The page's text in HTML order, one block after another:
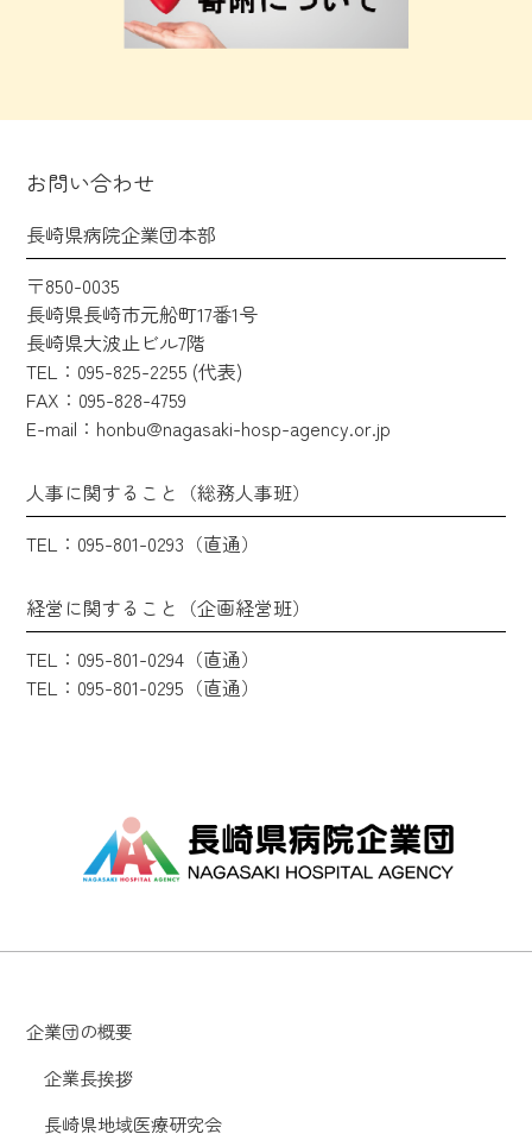
お問い合わせ
長崎県病院企業団本部
〒850-0035
長崎県長崎市元船町17番1号
長崎県大波止ビル7階
TEL：095-825-2255 (代表)
FAX：095-828-4759
E-mail：honbu@nagasaki-hosp-agency.or.jp
人事に関すること（総務人事班）
TEL：095-801-0293（直通）
経営に関すること（企画経営班）
TEL：095-801-0294（直通）
TEL：095-801-0295（直通）
企業団の概要
企業長挨拶
長崎県地域医療研究会